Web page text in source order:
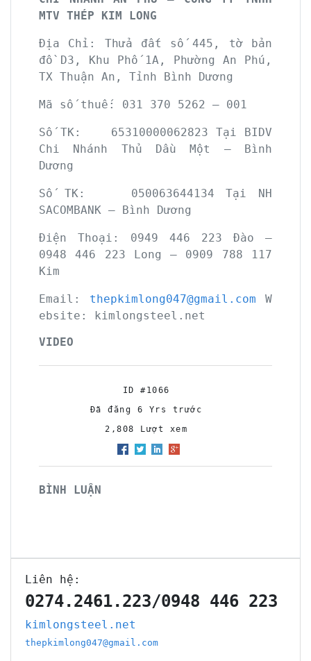
MTV THÉP KIM LONG
Địa Chỉ: Thửa đất số 445, tờ bản
đồ D3, Khu Phố 1A, Phường An Phú,
TX Thuận An, Tỉnh Bình Dương
Mã số thuế: 031 370 5262 – 001
Số TK: 65310000062823 Tại BIDV
Chi Nhánh Thủ Dầu Một – Bình
Dương
Số TK: 050063644134 Tại NH
SACOMBANK – Bình Dương
Điện Thoại: 0949 446 223 Đào –
0948 446 223 Long – 0909 788 117
Kim
Email: thepkimlong047@gmail.com W
ebsite: kimlongsteel.net
VIDEO
ID #1066
Đã đăng 6 Yrs trước
2,808 Lượt xem
BÌNH LUẬN
Liên hệ:
0274.2461.223/0948 446 223
kimlongsteel.net
thepkimlong047@gmail.com